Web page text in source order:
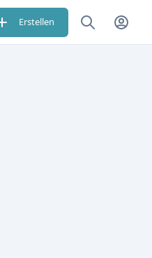
Erstellen